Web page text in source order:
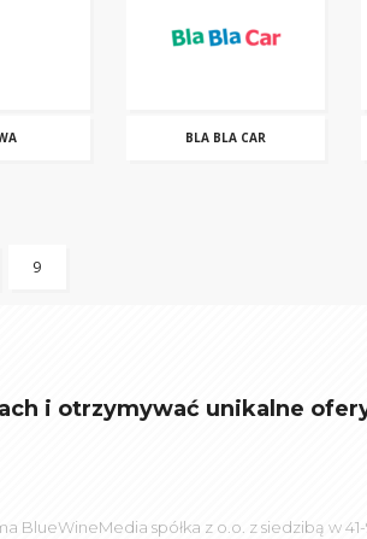
BLA BLA CAR
9
i otrzymywać unikalne
spółka z o.o. z siedzibą w 41-